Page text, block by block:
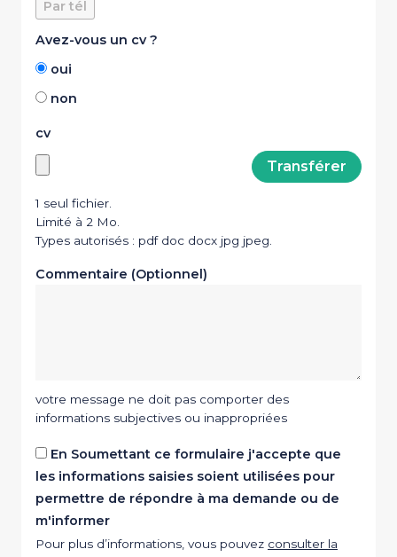
Par tél
Avez-vous un cv ?
oui
non
cv
1 seul fichier.
Limité à 2 Mo.
Types autorisés : pdf doc docx jpg jpeg.
Commentaire (Optionnel)
votre message ne doit pas comporter des
informations subjectives ou inappropriées
En Soumettant ce formulaire j'accepte que
les informations saisies soient utilisées pour
permettre de répondre à ma demande ou de
m'informer
Pour plus d’informations, vous pouvez consulter la